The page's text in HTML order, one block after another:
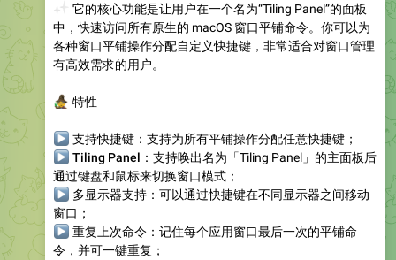
它的核心功能是让用户在一个名为“Tiling Panel”的面板
中，快速访问所有原生的 macOS 窗口平铺命令。你可以为
各种窗口平铺操作分配自定义快捷键，非常适合对窗口管理
有高效需求的用户。
特性
支持快捷键：支持为所有平铺操作分配任意快捷键；
Tiling Panel ：支持唤出名为「Tiling Panel」的主面板后
通过键盘和鼠标来切换窗口模式；
多显示器支持：可以通过快捷键在不同显示器之间移动
窗口；
重复上次命令：记住每个应用窗口最后一次的平铺命
令，并可一键重复；